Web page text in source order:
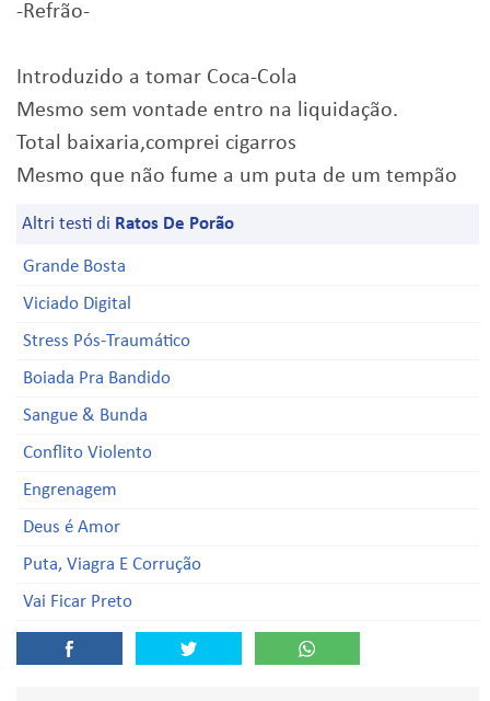
-Refrão-
Introduzido a tomar Coca-Cola
Mesmo sem vontade entro na liquidação.
Total baixaria,comprei cigarros
Mesmo que não fume a um puta de um tempão
Altri testi di Ratos De Porão
Grande Bosta
Viciado Digital
Stress Pós-Traumático
Boiada Pra Bandido
Sangue & Bunda
Conflito Violento
Engrenagem
Deus é Amor
Puta, Viagra E Corrução
Vai Ficar Preto